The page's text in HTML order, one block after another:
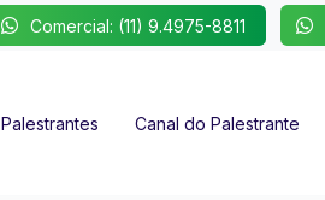
Comercial: (11) 9.4975-8811
Palestrantes Canal do Palestrante